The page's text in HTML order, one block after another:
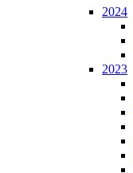
2024
2023